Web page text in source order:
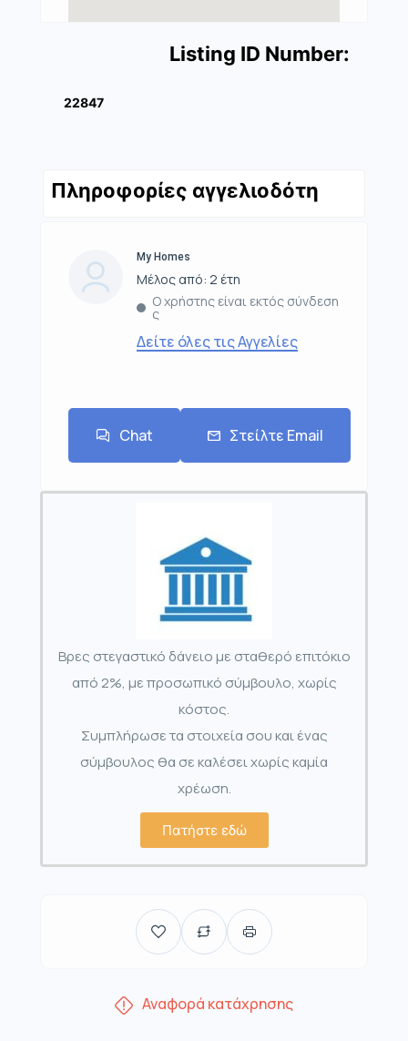
Listing ID Number:
22847
Πληροφορίες αγγελιοδότη
My Homes
Μέλος από: 2 έτη
Ο χρήστης είναι εκτός σύνδεση
ς
Δείτε όλες τις Αγγελίες
Chat Στείλτε Email
Βρες στεγαστικό δάνειο με σταθερό επιτόκιο
από 2%, με προσωπικό σύμβουλο, χωρίς
κόστος.
Συμπλήρωσε τα στοιχεία σου και ένας
σύμβουλος θα σε καλέσει χωρίς καμία
χρέωση.
Πατήστε εδώ
Αναφορά κατάχρησης